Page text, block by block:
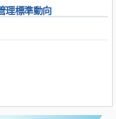
理標準動向